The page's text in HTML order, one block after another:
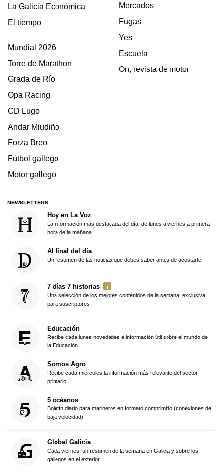
La Galicia Económica
El tiempo
Mundial 2026
Torre de Marathon
Grada de Río
Opa Racing
CD Lugo
Andar Miudiño
Forza Breo
Fútbol gallego
Motor gallego
Mercados
Fugas
Yes
Escuela
On, revista de motor
NEWSLETTERS
Hoy en La Voz
La información más destacada del día, de lunes a viernes a primera
hora de la mañana
Al final del día
Un resumen de las noticias que debes saber antes de acostarte
7 días 7 historias
Una selección de los mejores contenidos de la semana, exclusiva
para suscriptores
Educación
Recibe cada lunes novedades e información útil sobre el mundo de
la Educación
Somos Agro
Recibe cada miércoles la información más relevante del sector
primario
5 océanos
Boletín diario para marineros en formato comprimido (conexiones de
baja velocidad)
Global Galicia
Cada viernes, un resumen de la semana en Galicia y sobre los
gallegos en el exterior